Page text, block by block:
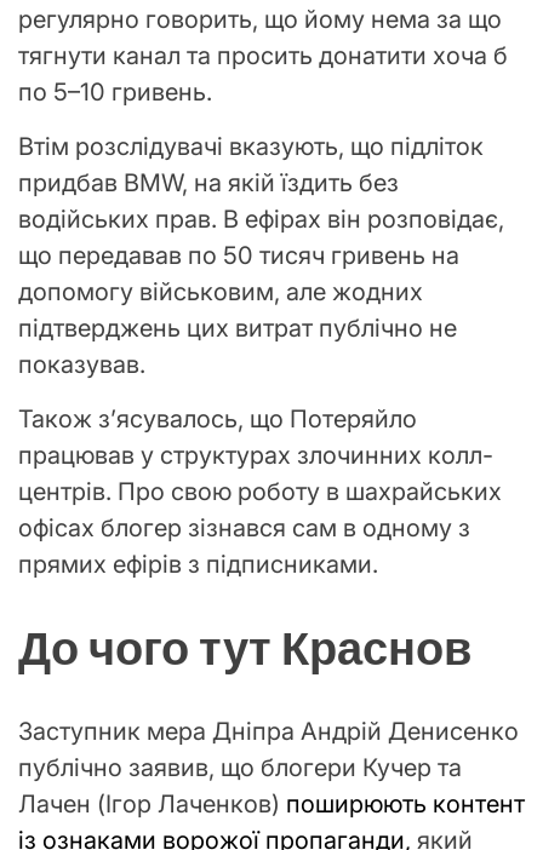
регулярно говорить, що йому нема за що
тягнути канал та просить донатити хоча б
по 5–10 гривень.
Втім розслідувачі вказують, що підліток
придбав BMW, на якій їздить без
водійських прав. В ефірах він розповідає,
що передавав по 50 тисяч гривень на
допомогу військовим, але жодних
підтверджень цих витрат публічно не
показував.
Також зʼясувалось, що Потеряйло
працював у структурах злочинних колл-
центрів. Про свою роботу в шахрайських
офісах блогер зізнався сам в одному з
прямих ефірів з підписниками.
До чого тут Краснов
Заступник мера Дніпра Андрій Денисенко
публічно заявив, що блогери Кучер та
Лачен (Ігор Лаченков) поширюють контент
із ознаками ворожої пропаганди, який